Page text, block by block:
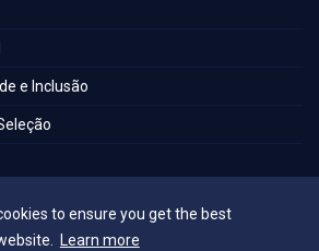
to ensure you get the best
Learn more
e Inclusão